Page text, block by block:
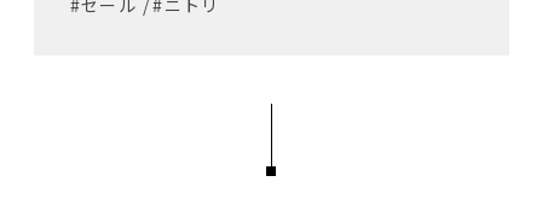
#セール /#ニトリ